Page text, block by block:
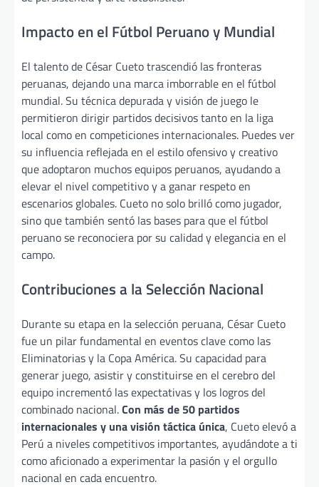
Impacto en el Fútbol Peruano y Mundial
El talento de César Cueto trascendió las fronteras
peruanas, dejando una marca imborrable en el fútbol
mundial. Su técnica depurada y visión de juego le
permitieron dirigir partidos decisivos tanto en la liga
local como en competiciones internacionales. Puedes ver
su influencia reflejada en el estilo ofensivo y creativo
que adoptaron muchos equipos peruanos, ayudando a
elevar el nivel competitivo y a ganar respeto en
escenarios globales. Cueto no solo brilló como jugador,
sino que también sentó las bases para que el fútbol
peruano se reconociera por su calidad y elegancia en el
campo.
Contribuciones a la Selección Nacional
Durante su etapa en la selección peruana, César Cueto
fue un pilar fundamental en eventos clave como las
Eliminatorias y la Copa América. Su capacidad para
generar juego, asistir y constituirse en el cerebro del
equipo incrementó las expectativas y los logros del
combinado nacional.Con más de 50 partidos
internacionales y una visión táctica única, Cueto elevó a
Perú a niveles competitivos importantes, ayudándote a ti
como aficionado a experimentar la pasión y el orgullo
nacional en cada encuentro.